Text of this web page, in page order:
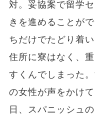
対。妥協案で留学
きを進めることが
ちだけでたどり着
住所に寮はなく、
すくんでしまった
の女性が声をかけ
日、スパニッシュ